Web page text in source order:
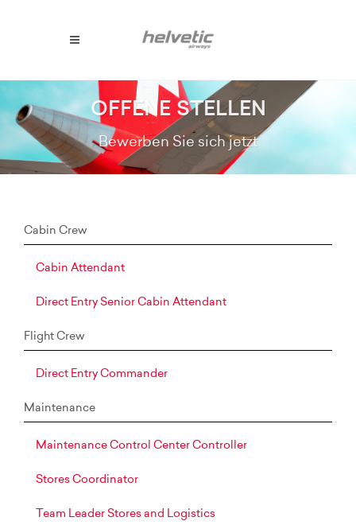
OFFENE STELLEN
Bewerben Sie sich jetzt
Cabin Crew
Cabin Attendant
Direct Entry Senior Cabin Attendant
Flight Crew
Direct Entry Commander
Maintenance
Maintenance Control Center Controller
Stores Coordinator
Team Leader Stores and Logistics